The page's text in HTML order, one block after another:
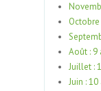
Août : 9
Juillet :
Juin :